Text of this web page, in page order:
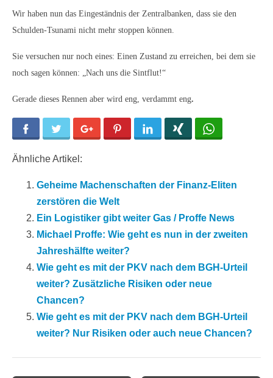
Wir haben nun das Eingeständnis der Zentralbanken, dass sie den
Schulden-Tsunami nicht mehr stoppen können.
Sie versuchen nur noch eines: Einen Zustand zu erreichen, bei dem sie
noch sagen können: „Nach uns die Sintflut!“
Gerade dieses Rennen aber wird eng, verdammt eng.
Facebook Twitter Google+ Pinterest LinkedIn
Ähnliche Artikel:
Geheime Machenschaften der Finanz-Eliten
zerstören die Welt
Ein Logistiker gibt weiter Gas / Proffe News
Michael Proffe: Wie geht es nun in der zweiten
Jahreshälfte weiter?
Wie geht es mit der PKV nach dem BGH-Urteil
weiter? Zusätzliche Risiken oder neue
Chancen?
Wie geht es mit der PKV nach dem BGH-Urteil
weiter? Nur Risiken oder auch neue Chancen?